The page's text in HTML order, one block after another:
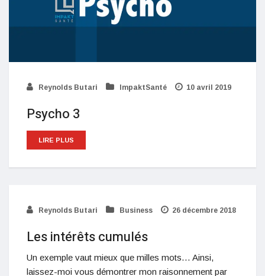
Reynolds Butari ImpaktSanté 10 avril 2019
Psycho 3
LIRE PLUS
Reynolds Butari Business 26 décembre 2018
Les intérêts cumulés
Un exemple vaut mieux que milles mots… Ainsi,
laissez-moi vous démontrer mon raisonnement par